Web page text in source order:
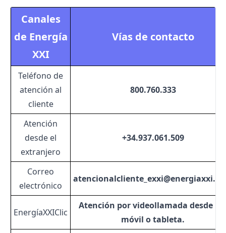
Canales
de Energía
XXI
Vías de contacto
Teléfono de
atención al
cliente
800.760.333
Atención
desde el
extranjero
+34.937.061.509
Correo
electrónico
EnergíaXXIClic
Atención por videollamada desde
móvil o tableta.